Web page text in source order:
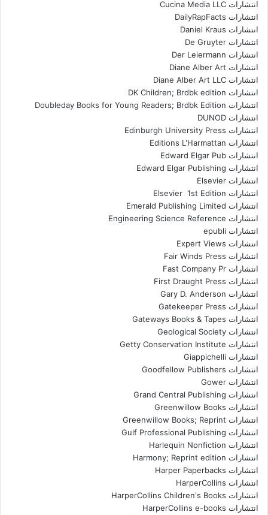
انتشارات Cucina Media LLC
انتشارات DailyRapFacts
انتشارات Daniel Kraus
انتشارات De Gruyter
انتشارات Der Leiermann
انتشارات Diane Alber Art
انتشارات Diane Alber Art LLC
انتشارات DK Children; Brdbk edition
انتشارات Doubleday Books for Young Readers; Brdbk Edition
انتشارات DUNOD
انتشارات Edinburgh University Press
انتشارات Editions L'Harmattan
انتشارات Edward Elgar Pub
انتشارات Edward Elgar Publishing
انتشارات Elsevier
انتشارات Elsevier 1st Edition
انتشارات Emerald Publishing Limited
انتشارات Engineering Science Reference
انتشارات epubli
انتشارات Expert Views
انتشارات Fair Winds Press
انتشارات Fast Company Pr
انتشارات First Draught Press
انتشارات Gary D. Anderson
انتشارات Gatekeeper Press
انتشارات Gateways Books & Tapes
انتشارات Geological Society
انتشارات Getty Conservation Institute
انتشارات Giappichelli
انتشارات Goodfellow Publishers
انتشارات Gower
انتشارات Grand Central Publishing
انتشارات Greenwillow Books
انتشارات Greenwillow Books; Reprint
انتشارات Gulf Professional Publishing
انتشارات Harlequin Nonfiction
انتشارات Harmony; Reprint edition
انتشارات Harper Paperbacks
انتشارات HarperCollins
انتشارات HarperCollins Children's Books
انتشارات HarperCollins e-books